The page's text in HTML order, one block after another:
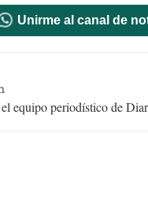
Unirme al canal de
equipo periodístico de